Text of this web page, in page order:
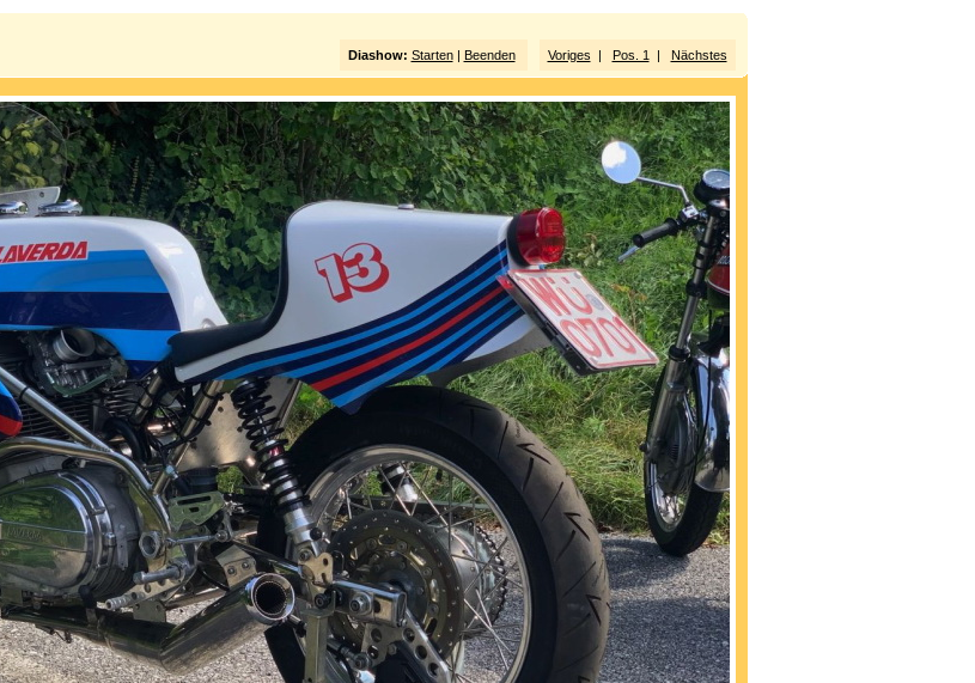
Diashow: Starten| Beenden Voriges | Pos. 1 | Nächstes